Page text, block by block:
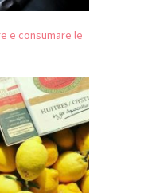
e consumare le